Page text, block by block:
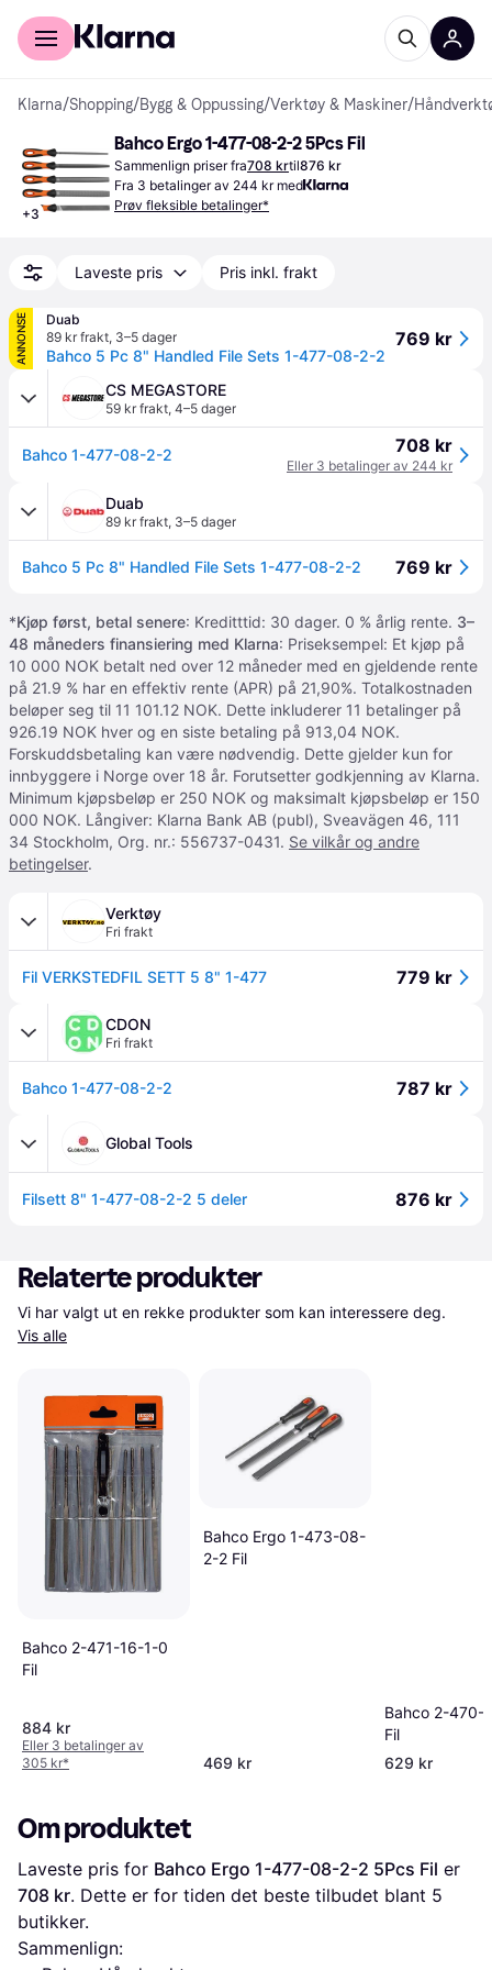
For kunder
Klarna/Shopping/Bygg & Oppussing/Verktøy & Maskiner/
+3
Bahco Ergo 1-477-08-2-2 5Pcs Fil
Sammenlign priser fra708 krtil876 kr
Fra 3 betalinger av 244 kr med
Prøv fleksible betalinger*
Laveste pris Pris inkl. frakt
ANNONSE
Duab
89 kr frakt, 3–5 dager
Bahco 5 Pc 8" Handled File Sets 1-477-08-2-2
769 kr
CS MEGASTORE
59 kr frakt, 4–5 dager
Bahco 1-477-08-2-2 708 kr
Eller 3 betalinger av 244 kr
Duab
89 kr frakt, 3–5 dager
Bahco 5 Pc 8" Handled File Sets 1-477-08-2-2 769 kr
*Kjøp først, betal senere: Kreditttid: 30 dager. 0 % årlig rente. 3–
48 måneders finansiering med Klarna: Priseksempel: Et kjøp på
10 000 NOK betalt ned over 12 måneder med en gjeldende rente
på 21.9 % har en effektiv rente (APR) på 21,90%. Totalkostnaden
beløper seg til 11 101.12 NOK. Dette inkluderer 11 betalinger på
926.19 NOK hver og en siste betaling på 913,04 NOK.
Forskuddsbetaling kan være nødvendig. Dette gjelder kun for
innbyggere i Norge over 18 år. Forutsetter godkjenning av Klarna.
Minimum kjøpsbeløp er 250 NOK og maksimalt kjøpsbeløp er 150
000 NOK. Långiver: Klarna Bank AB (publ), Sveavägen 46, 111
34 Stockholm, Org. nr.: 556737-0431. Se vilkår og andre
betingelser.
Verktøy
Fri frakt
Fil VERKSTEDFIL SETT 5 8" 1-477 779 kr
CDON
Fri frakt
Bahco 1-477-08-2-2 787 kr
Global Tools
Filsett 8" 1-477-08-2-2 5 deler 876 kr
Relaterte produkter
Vis alle
Bahco 2-471-16-1-0
Fil
884 kr
Eller 3 betalinger av
305 kr*
Bahco Ergo 1-473-08-
2-2 Fil
469 kr
Bahco 2-470-
Fil
629 kr
Om produktet
Laveste pris for Bahco Ergo 1-477-08-2-2 5Pcs Fil
708 kr. Dette er for tiden det beste tilbudet blant 5
butikker.
Sammenlign: